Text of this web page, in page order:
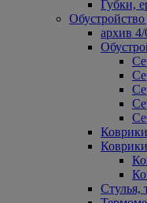
Губки,
архив
Стулья,